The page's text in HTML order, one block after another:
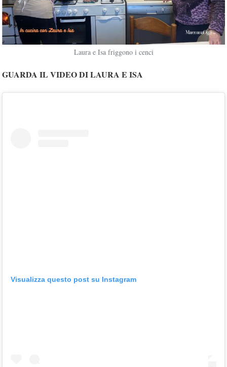
Laura e Isa friggono i cenci
GUARDA IL VIDEO DI LAURA E ISA
Visualizza questo post su Instagram